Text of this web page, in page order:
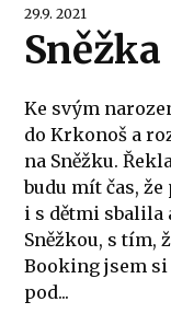
29.9. 2021
Sněžka
Ke svým
do Krkonoš a
na Sněžku.
budu mít čas,
i s dětmi sbalila
Sněžkou, s tím,
Booking jsem si
pod...